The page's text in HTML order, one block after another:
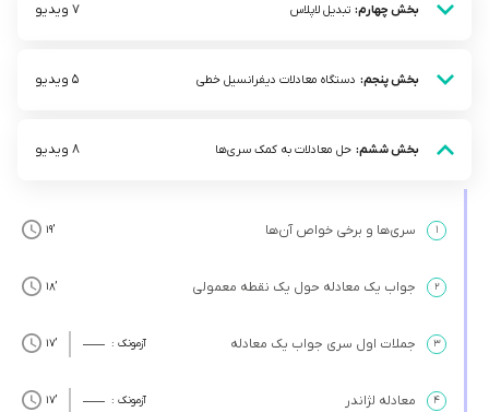
بخش چهارم: تبدیل لاپلاس 7 ویدیو
بخش پنجم: دستگاه معادلات دیفرانسیل خطی 5 ویدیو
بخش ششم: حل معادلات به کمک سری‌ها 8 ویدیو
۱ سری‌ها و برخی خواص آن‌ها ’19
۲ جواب یک معادله حول یک نقطه معمولی ’18
۳ جملات اول سری جواب یک معادله آزمونک : ’17
۴ معادله لژاندر آزمونک : ’17